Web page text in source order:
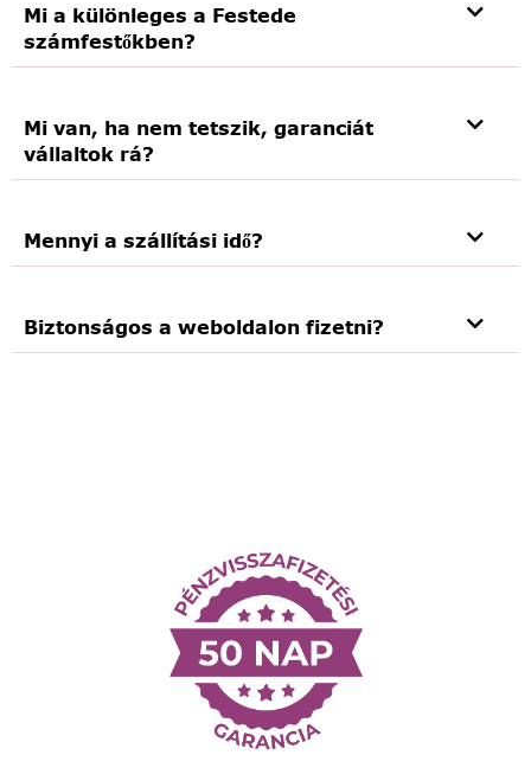
Mi a különleges a Festede
számfestőkben?
Mi van, ha nem tetszik, garanciát
vállaltok rá?
Mennyi a szállítási idő?
Biztonságos a weboldalon fizetni?